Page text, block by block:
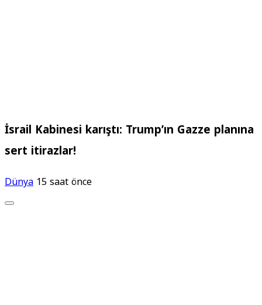
İsrail Kabinesi karıştı: Trump’ın Gazze planına
sert itirazlar!
Dünya 15 saat önce